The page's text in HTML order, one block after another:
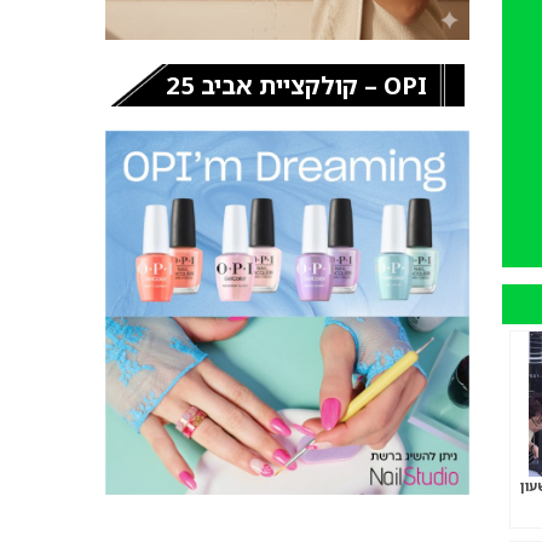
OPI – קולקציית אביב 25